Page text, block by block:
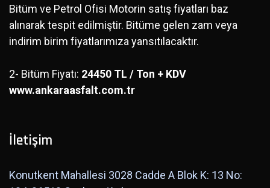
Bitüm ve Petrol Ofisi Motorin satış fiyatları baz
alınarak tespit edilmiştir. Bitüme gelen zam veya
indirim birim fiyatlarımıza yansıtılacaktır.
2- Bitüm Fiyatı: 24450 TL / Ton + KDV
www.ankaraasfalt.com.tr
İletişim
Konutkent Mahallesi 3028 Cadde A Blok K: 13 No: